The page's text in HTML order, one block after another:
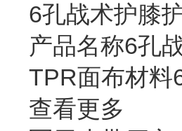
6孔战术护膝
产品名称6孔
TPR面布材料
查看更多